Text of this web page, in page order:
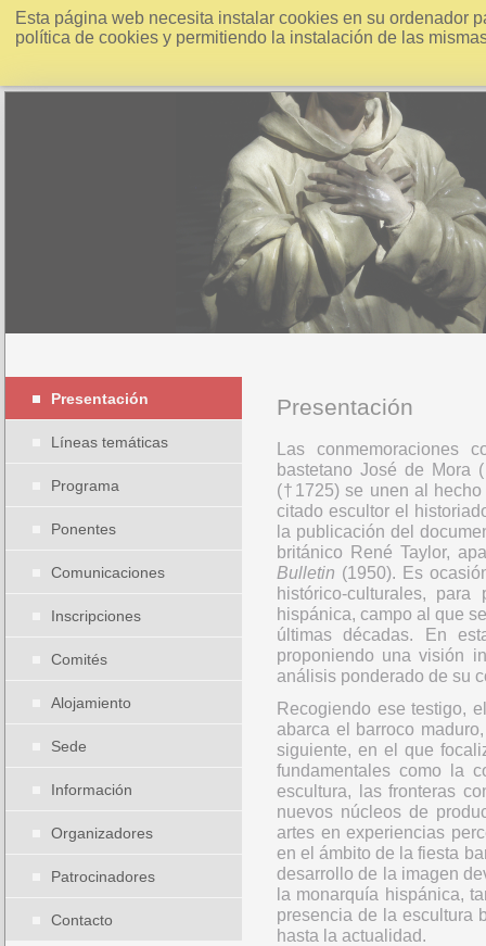
Esta página web necesita instalar cookies en su ordenador
política de cookies y permitiendo la instalación de las
Presentación
Líneas temáticas
Programa
Ponentes
Comunicaciones
Inscripciones
Comités
Alojamiento
Sede
Información
Organizadores
Patrocinadores
Contacto
Presentación
Las conmemoraciones
bastetano José de Mora
(†1725) se unen al
citado escultor el
la publicación del
británico René Taylor,
Bulletin (1950). Es
histórico-culturales,
hispánica, campo al que
últimas décadas. En
proponiendo una visión
análisis ponderado de su
Recogiendo ese testigo,
abarca el barroco
siguiente, en el que
fundamentales como la
escultura, las fronteras
nuevos núcleos de
artes en experiencias
en el ámbito de la fiesta
desarrollo de la imagen
la monarquía hispánica,
presencia de la escultura
hasta la actualidad.